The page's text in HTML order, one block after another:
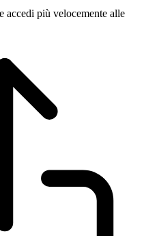
accedi più velocemente alle